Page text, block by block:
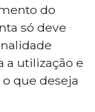
do
só deve
a utilização e
que deseja